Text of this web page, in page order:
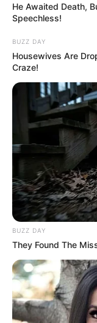
He Awaited Death,
Speechless!
BUZZ DAY
Housewives Are
Craze!
BUZZ DAY
They Found The